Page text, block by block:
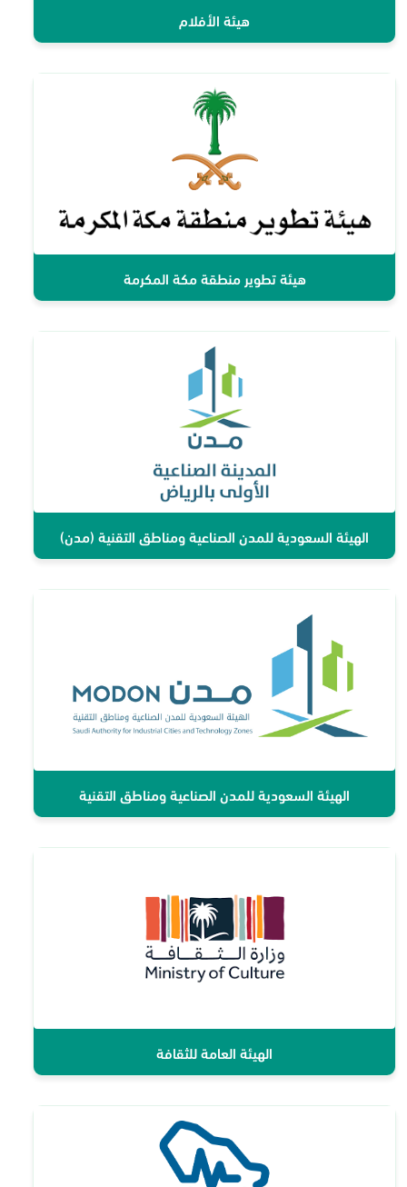
هيئة الأفلام
هيئة تطوير منطقة مكة المكرمة
الهيئة السعودية للمدن الصناعية ومناطق التقنية (مدن)
الهيئة السعودية للمدن الصناعية ومناطق التقنية
الهيئة العامة للثقافة